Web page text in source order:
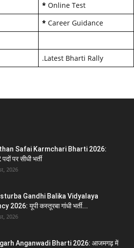
* Online Test
* Career Guidance
.Latest Bharti Rally
Safai Karmchari Bharti 2026:
पर सीधी भर्ती
2026
Gandhi Balika Vidyalaya
2026: यूपी कस्तूरबा गांधी भर्ती...
2026
Anganwadi Bharti 2026: आजमगढ़ में